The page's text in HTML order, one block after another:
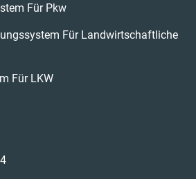
Für Pkw
Für Landwirtschaftliche
Für LKW